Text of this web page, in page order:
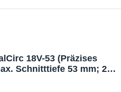
18V-53 (Präzises
Schnitttiefe 53 mm; 2